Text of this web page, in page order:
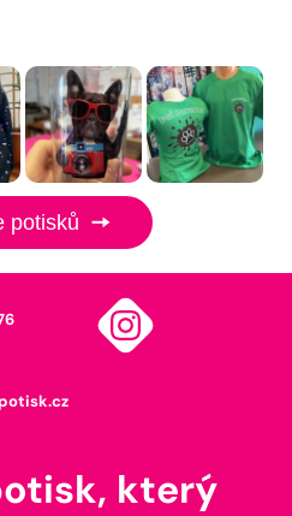
potisků
který